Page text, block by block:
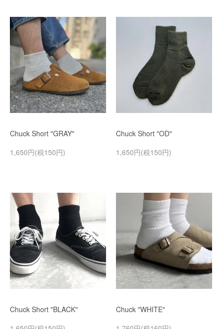
Chuck Short "GRAY"
1,650円(税150円)
Chuck Short "OD"
1,650円(税150円)
Chuck Short "BLACK"
Chuck "WHITE"